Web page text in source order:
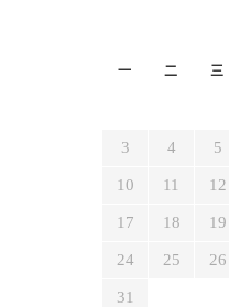
一 二 三
3 4 5
10 11 12
17 18 19
24 25 26
31